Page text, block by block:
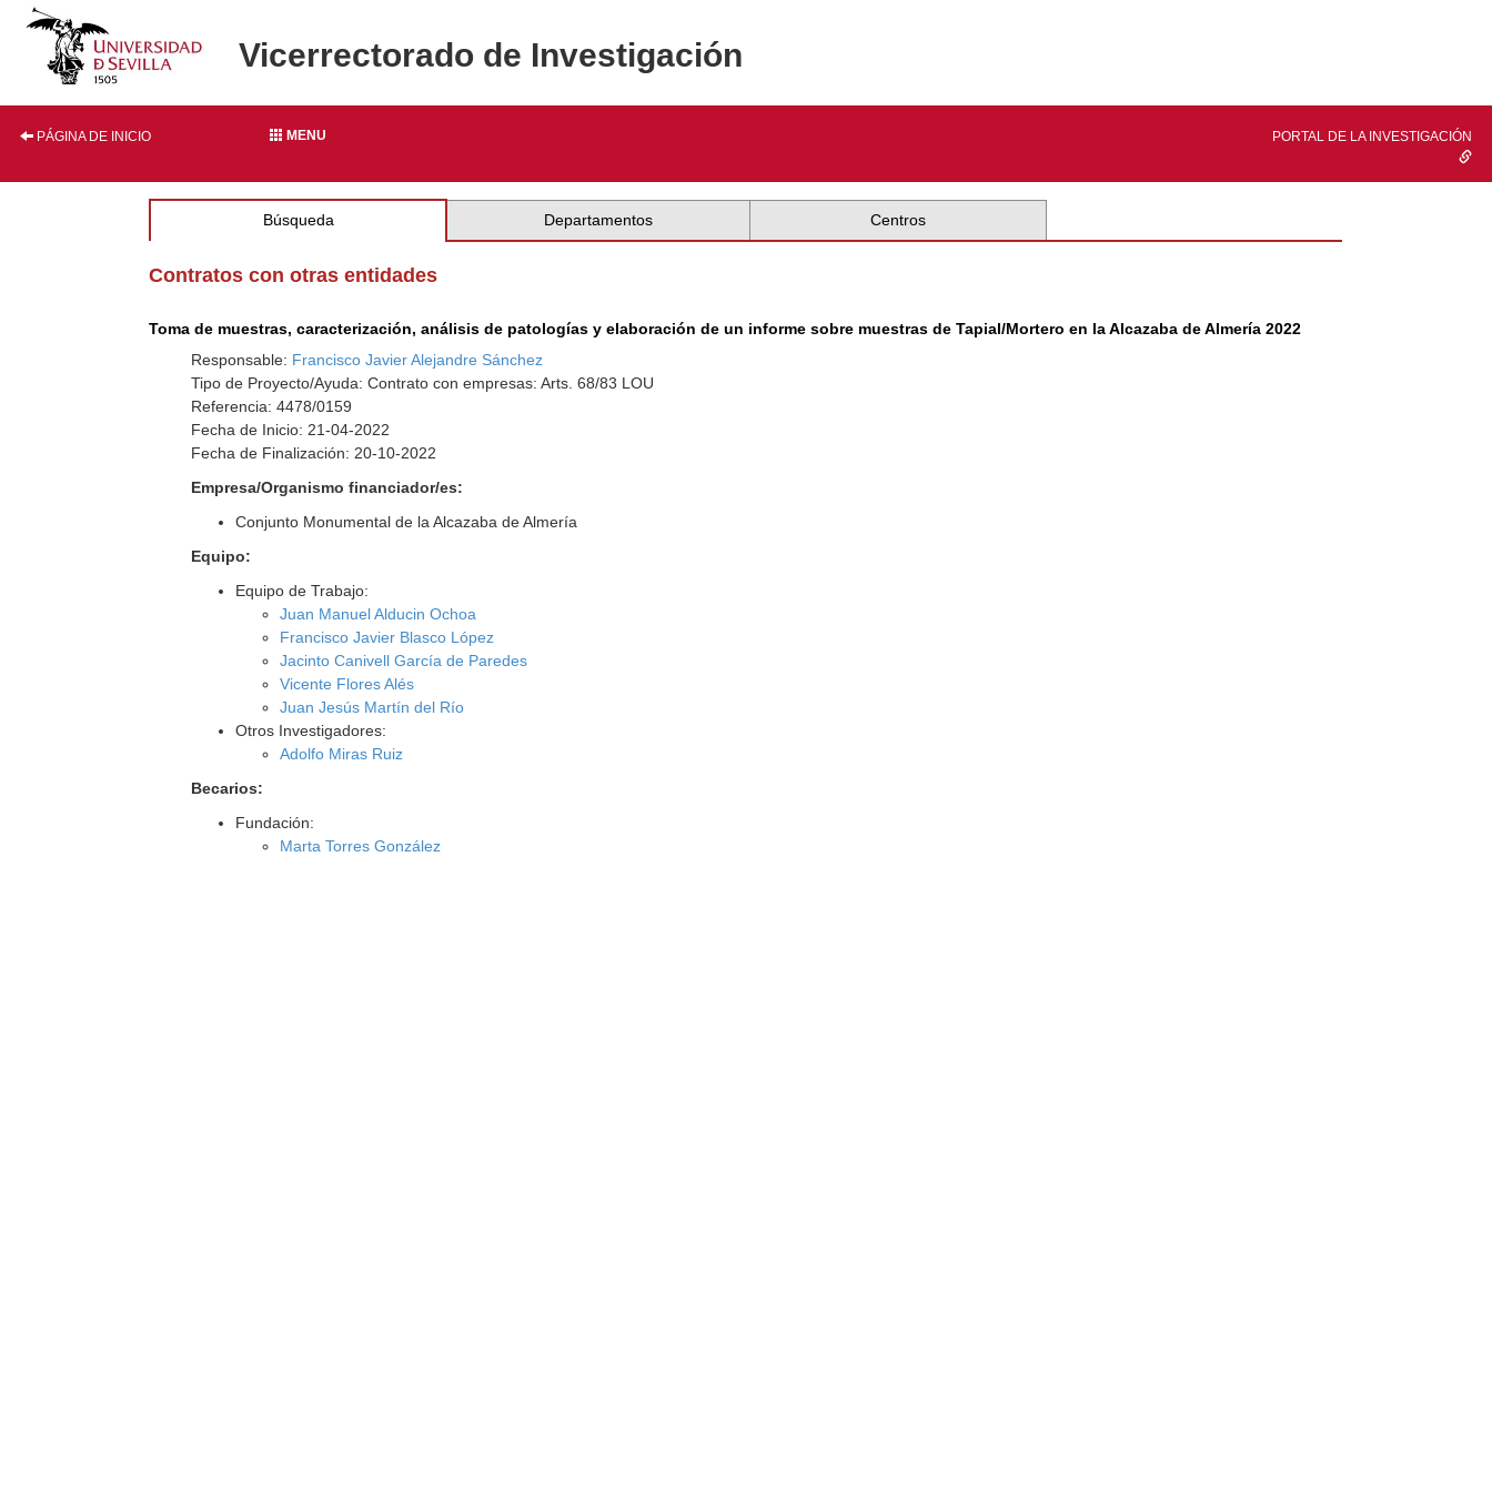
Vicerrectorado de Investigación
PÁGINA DE INICIO MENU PORTAL DE LA INVESTIGACIÓN
Búsqueda Departamentos Centros
Contratos con otras entidades
Toma de muestras, caracterización, análisis de patologías y elaboración de un informe sobre muestras de Tapial/Mortero en la Alcazaba de Almería 2022
Responsable: Francisco Javier Alejandre Sánchez
Tipo de Proyecto/Ayuda: Contrato con empresas: Arts. 68/83 LOU
Referencia: 4478/0159
Fecha de Inicio: 21-04-2022
Fecha de Finalización: 20-10-2022
Empresa/Organismo financiador/es:
Conjunto Monumental de la Alcazaba de Almería
Equipo:
Equipo de Trabajo:
Juan Manuel Alducin Ochoa
Francisco Javier Blasco López
Jacinto Canivell García de Paredes
Vicente Flores Alés
Juan Jesús Martín del Río
Otros Investigadores:
Adolfo Miras Ruiz
Becarios:
Fundación:
Marta Torres González